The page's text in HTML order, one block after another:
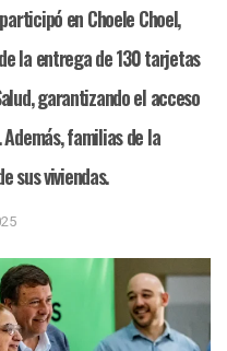
en Choele Choel,
la entrega de 130 tarjetas
garantizando el acceso
familias de la
sus viviendas.